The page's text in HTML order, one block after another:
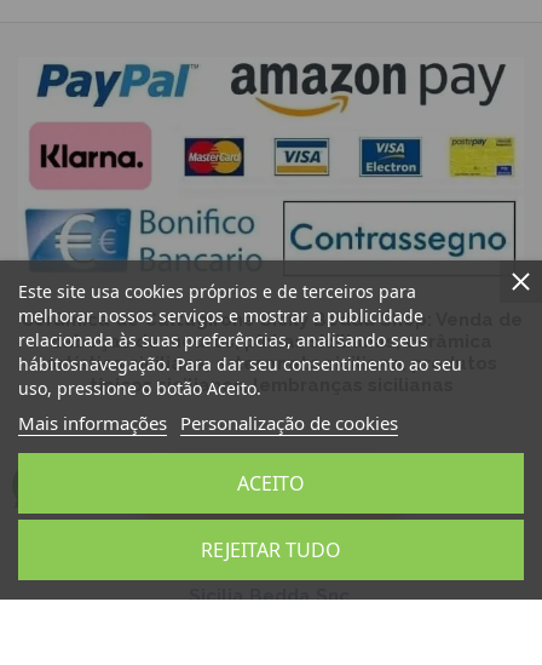
Este site usa cookies próprios e de terceiros para
melhorar nossos serviços e mostrar a publicidade
relacionada às suas preferências, analisando seus
hábitosnavegação. Para dar seu consentimento ao seu
uso, pressione o botão Aceito.
Mais informações Personalização de cookies
REJEITAR TUDO
ACEITO
Cerâmica de Caltagirone Sicily Bedda Shop: Venda de
cabeças de mouros, pinhas sicilianas, cerâmica
artística siciliana, artesanato siciliano, produtos
típicos sicilianos, lembranças sicilianas
Sicilia Bedda Snc